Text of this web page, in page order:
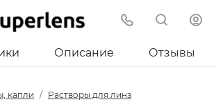
Описание Отзывы
капли
Растворы для линз